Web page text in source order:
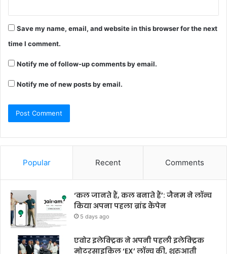
Save my name, email, and website in this browser for the next
time I comment.
Notify me of follow-up comments by email.
Notify me of new posts by email.
Popular Recent Comments
‘कल जानते हैं, कल बनाते हैं’: जैनम ने लॉन्च
किया अपना पहला ब्रांड कैंपेन
5 days ago
एवोर इलेक्ट्रिक ने अपनी पहली इलेक्ट्रिक
मोटरसाइकिल ‘EX’ लॉन्च की, शुरुआती